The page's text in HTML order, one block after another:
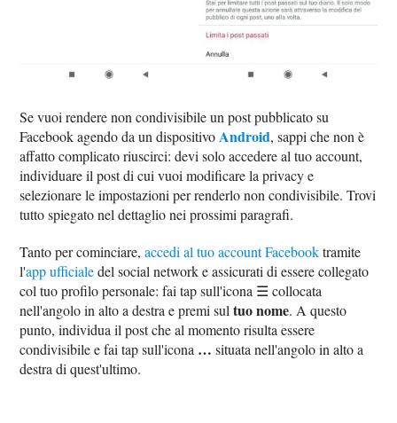
Se vuoi rendere non condivisibile un post pubblicato su
Facebook agendo da un dispositivo Android, sappi che non è
affatto complicato riuscirci: devi solo accedere al tuo account,
individuare il post di cui vuoi modificare la privacy e
selezionare le impostazioni per renderlo non condivisibile. Trovi
tutto spiegato nel dettaglio nei prossimi paragrafi.
Tanto per cominciare,accedi al tuo account Facebooktramite
l'app ufficialedel social network e assicurati di essere collegato
col tuo profilo personale: fai tap sull'icona ☰ collocata
nell'angolo in alto a destra e premi sultuo nome. A questo
punto, individua il post che al momento risulta essere
condivisibile e fai tap sull'icona … situata nell'angolo in alto a
destra di quest'ultimo.